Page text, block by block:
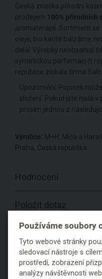
Česká značka přírodní
prodejem 100% přírodních
aromaterapii. Sortiment se
oleje, bio karité balzámy,
další. Výrobky neobsahují
syntetickou parfemaci či
republice získala firma
Upozornění: Popisek
složení. Pokud jste našli
prosím jednou z
Výrobce: M+H, Míča a
Praha, Česká republika
Hodnocení
Položit dotaz
Používáme soubory
Tyto webové stránky
sledovací nástroje s
prostředí, zobrazení
analýzy návštěvnosti